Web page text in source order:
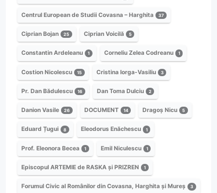
Centrul European de Studii Covasna – Harghita 37
Ciprian Bojan 25 Ciprian Voicilă 5
Constantin Ardeleanu 1 Corneliu Zelea Codreanu 1
Costion Nicolescu 15 Cristina Iorga-Vasiliu 3
Pr. Dan Bădulescu 16 Dan Toma Dulciu 2
Danion Vasile 26 DOCUMENT 14 Dragoș Nicu 5
Eduard Țugui 8 Eleodorus Enăchescu 1
Prof. Eleonora Becea 1 Emil Niculescu 1
Episcopul ARTEMIE de RASKA și PRIZREN 1
Forumul Civic al Românilor din Covasna, Harghita și Mureș 3